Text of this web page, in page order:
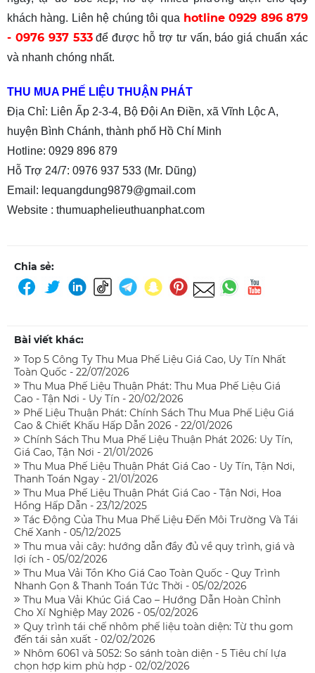
khách hàng. Liên hệ chúng tôi qua hotline 0929 896 879
- 0976 937 533để được hỗ trợ tư vấn, báo giá chuẩn xác
và nhanh chóng nhất.
THU MUA PHẾ LIỆU THUẬN PHÁT
Địa Chỉ: Liên Ấp 2-3-4, Bộ Đội An Điền, xã Vĩnh Lộc A,
huyện Bình Chánh, thành phố Hồ Chí Minh
Hotline: 0929 896 879
Hỗ Trợ 24/7: 0976 937 533 (Mr. Dũng)
Email: lequangdung9879@gmail.com
Website : thumuaphelieuthuanphat.com
Chia sẻ:
Bài viết khác:
Top 5 Công Ty Thu Mua Phế Liệu Giá Cao, Uy Tín Nhất
Toàn Quốc - 22/07/2026
Thu Mua Phế Liệu Thuận Phát: Thu Mua Phế Liệu Giá
Cao - Tận Nơi - Uy Tín - 20/02/2026
Phế Liệu Thuận Phát: Chính Sách Thu Mua Phế Liệu Giá
Cao & Chiết Khấu Hấp Dẫn 2026 - 22/01/2026
Chính Sách Thu Mua Phế Liệu Thuận Phát 2026: Uy Tín,
Giá Cao, Tận Nơi - 21/01/2026
Thu Mua Phế Liệu Thuận Phát Giá Cao - Uy Tín, Tận Nơi,
Thanh Toán Ngay - 21/01/2026
Thu Mua Phế Liệu Thuận Phát Giá Cao - Tận Nơi, Hoa
Hồng Hấp Dẫn - 23/12/2025
Tác Động Của Thu Mua Phế Liệu Đến Môi Trường Và Tái
Chế Xanh - 05/12/2025
Thu mua vải cây: hướng dẫn đầy đủ về quy trình, giá và
lợi ích - 05/02/2026
Thu Mua Vải Tồn Kho Giá Cao Toàn Quốc - Quy Trình
Nhanh Gọn & Thanh Toán Tức Thời - 05/02/2026
Thu Mua Vải Khúc Giá Cao – Hướng Dẫn Hoàn Chỉnh
Cho Xí Nghiệp May 2026 - 05/02/2026
Quy trình tái chế nhôm phế liệu toàn diện: Từ thu gom
đến tái sản xuất - 02/02/2026
Nhôm 6061 và 5052: So sánh toàn diện - 5 Tiêu chí lựa
chọn hợp kim phù hợp - 02/02/2026